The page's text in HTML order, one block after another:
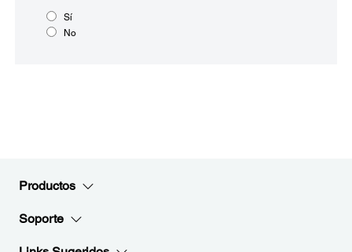
Sí
No
Productos
Soporte